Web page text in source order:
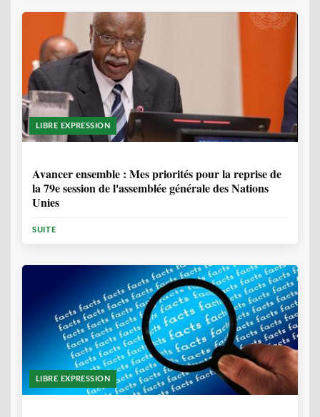
LIBRE EXPRESSION
Avancer ensemble : Mes priorités pour la reprise de
la 79e session de l'assemblée générale des Nations
Unies
SUITE
LIBRE EXPRESSION